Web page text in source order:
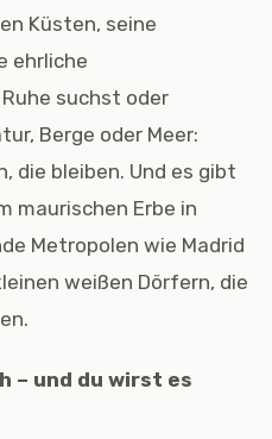
Küsten, seine
ehrliche
suchst oder
Berge oder Meer:
die bleiben. Und es gibt
maurischen Erbe in
Metropolen wie Madrid
weißen Dörfern, die
– und du wirst es